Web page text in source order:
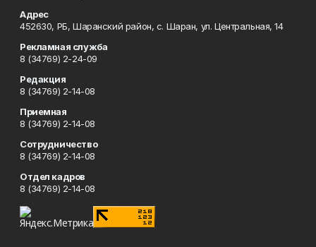
Адрес
452630, РБ, Шаранский район, с. Шаран, ул. Центральная, 14
Рекламная служба
8 (34769) 2-24-09
Редакция
8 (34769) 2-14-08
Приемная
8 (34769) 2-14-08
Сотрудничество
8 (34769) 2-14-08
Отдел кадров
8 (34769) 2-14-08